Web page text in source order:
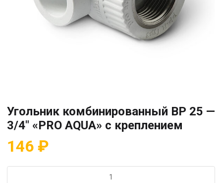
Угольник комбинированный BP 25 —
3/4″ «PRO AQUA» с креплением
146 ₽